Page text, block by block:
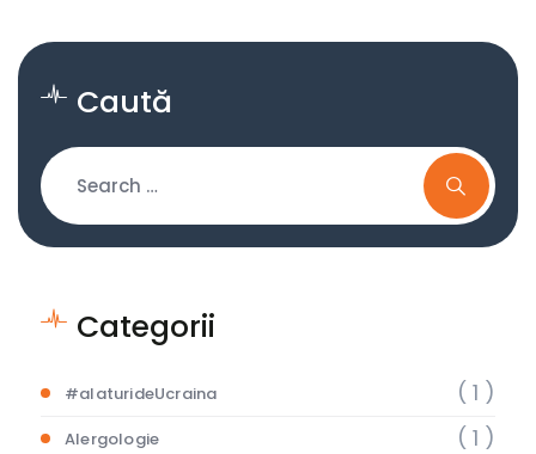
Caută
Categorii
#alaturideUcraina ( 1 )
Alergologie ( 1 )